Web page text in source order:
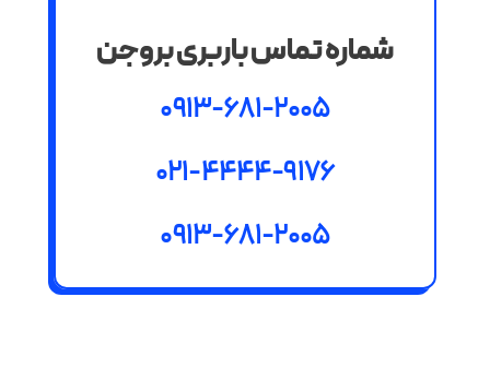
شماره تماس باربری بروجن
0913-681-2005
021-4444-9176
0913-681-2005